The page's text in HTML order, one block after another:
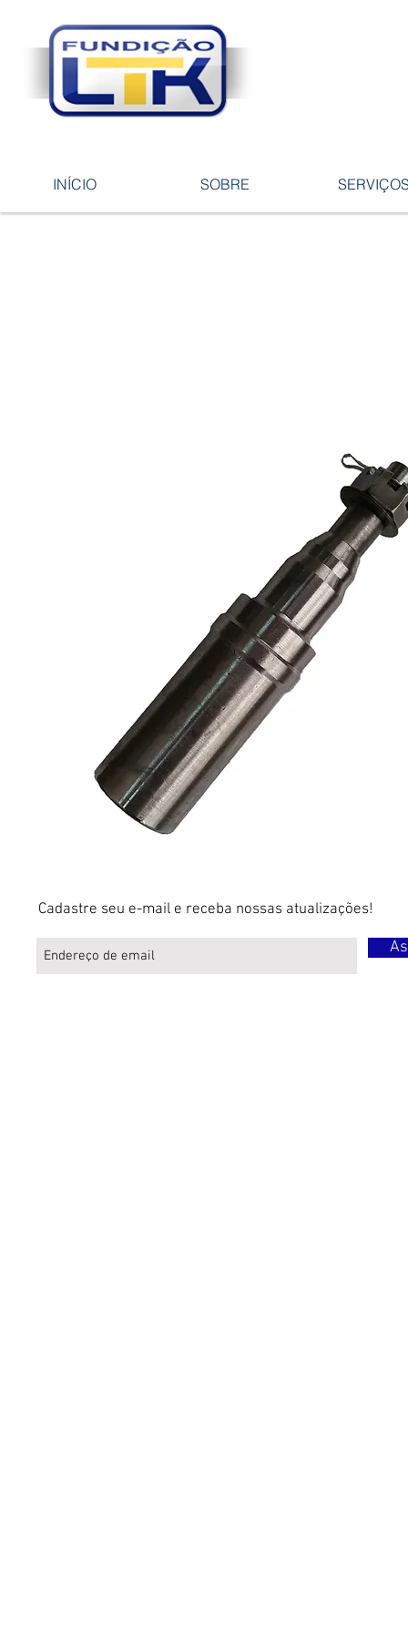
INÍCIO SOBRE
Cadastre seu e-mail e receba nossas atualizações!